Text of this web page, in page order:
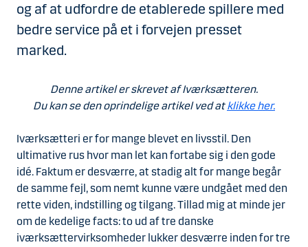
og af at udfordre de etablerede spillere med
bedre service på et i forvejen presset
marked.
Denne artikel er skrevet af Iværksætteren.
Du kan se den oprindelige artikel ved atklikke her.
Iværksætteri er for mange blevet en livsstil. Den
ultimative rus hvor man let kan fortabe sig i den gode
idé. Faktum er desværre, at stadig alt for mange begår
de samme fejl, som nemt kunne være undgået med den
rette viden, indstilling og tilgang. Tillad mig at minde jer
om de kedelige facts: to ud af tre danske
iværksættervirksomheder lukker desværre inden for tre